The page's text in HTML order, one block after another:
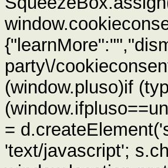
party\/
(window.pluso)if
=
'text/javascript';